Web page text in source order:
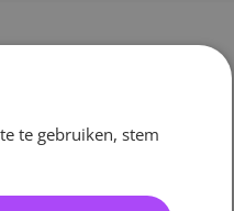
te gebruiken, stem